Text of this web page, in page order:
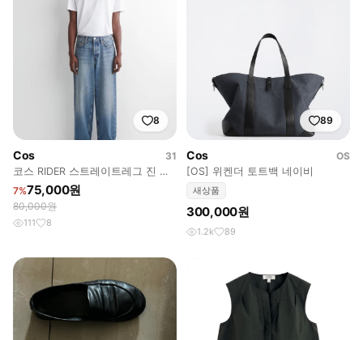
8
Cos
31
코스 RIDER 스트레이트레그 진 페
이드블루 31/32
7%75,000원
80,000원
111 8
89
Cos
OS
[OS] 위켄더 토트백 네이비
새상품
300,000원
1.2k 89